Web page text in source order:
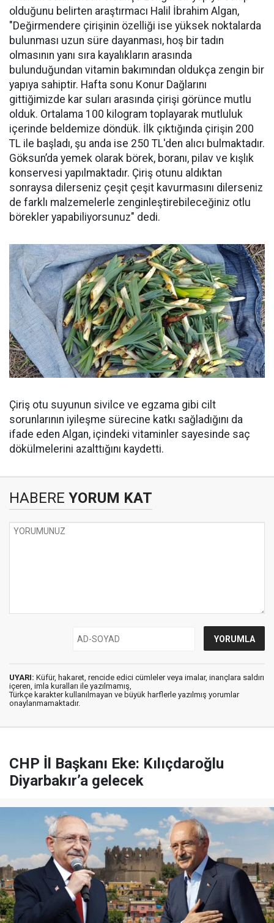
olduğunu belirten araştırmacı Halil İbrahim Algan,
"Değirmendere çirişinin özelliği ise yüksek noktalarda
bulunması uzun süre dayanması, hoş bir tadın
olmasının yanı sıra kayalıkların arasında
bulunduğundan vitamin bakımından oldukça zengin bir
yapıya sahiptir. Hafta sonu Konur Dağlarını
gittiğimizde kar suları arasında çirişi görünce mutlu
olduk. Ortalama 100 kilogram toplayarak mutluluk
içerinde beldemize döndük. İlk çıktığında çirişin 200
TL ile başladı, şu anda ise 250 TL'den alıcı bulmaktadır.
Göksun’da yemek olarak börek, boranı, pilav ve kışlık
konservesi yapılmaktadır. Çiriş otunu aldıktan
sonraysa dilerseniz çeşit çeşit kavurmasını dilerseniz
de farklı malzemelerle zenginleştirebileceğiniz otlu
börekler yapabiliyorsunuz" dedi.
Çiriş otu suyunun sivilce ve egzama gibi cilt
sorunlarının iyileşme sürecine katkı sağladığını da
ifade eden Algan, içindeki vitaminler sayesinde saç
dökülmelerini azalttığını kaydetti.
HABERE YORUM KAT
UYARI: Küfür, hakaret, rencide edici cümleler veya imalar, inançlara saldırı
içeren, imla kuralları ile yazılmamış,
Türkçe karakter kullanılmayan ve büyük harflerle yazılmış yorumlar
onaylanmamaktadır.
CHP İl Başkanı Eke: Kılıçdaroğlu
Diyarbakır’a gelecek